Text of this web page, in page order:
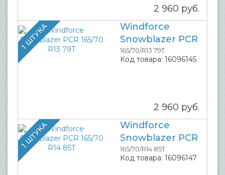
2 960 руб.
1 ШТУКА
Windforce
Snowblazer PCR
165/70/R13 79T
Код товара: 16096145
2 960 руб.
1 ШТУКА
Windforce
Snowblazer PCR
165/70/R14 85T
Код товара: 16096147